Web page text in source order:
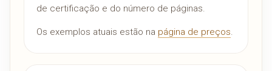
de certificação e do número de páginas.
Os exemplos atuais estão na página de preços.